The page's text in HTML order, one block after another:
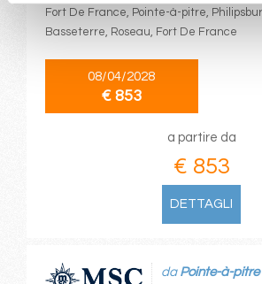
Fort De France, Pointe-à-pitre,
Basseterre, Roseau, Fort De France
08/04/2028
€ 853
a partire da
€ 853
DETTAGLI
da Pointe-à-pitre